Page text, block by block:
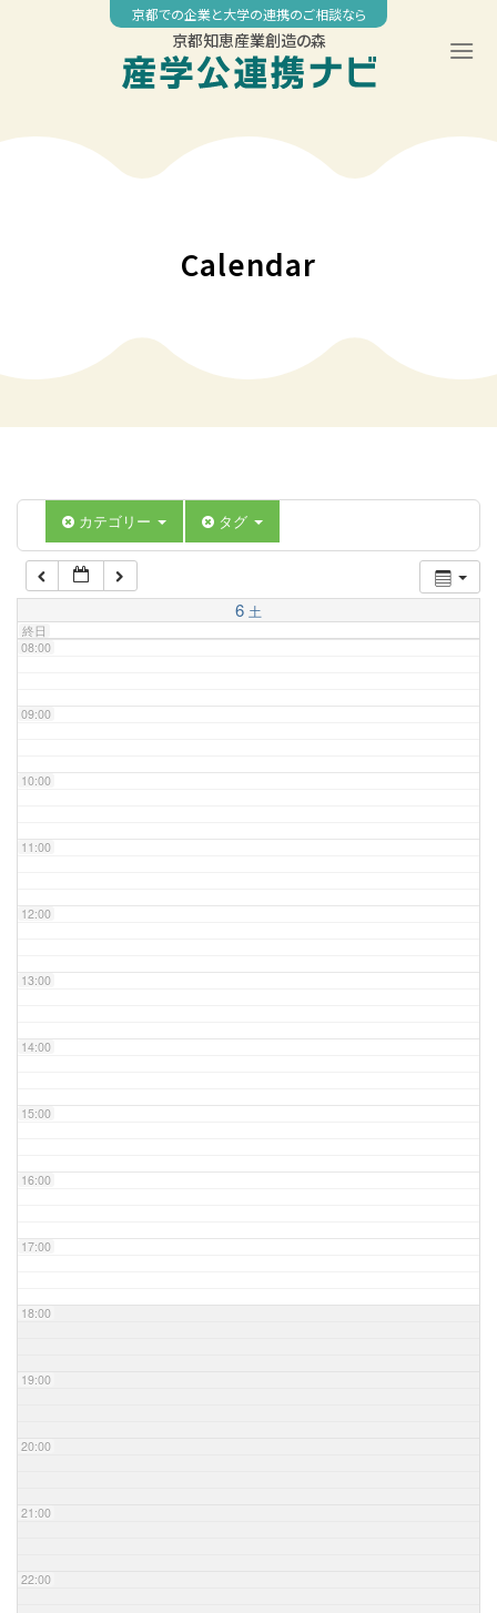
京都での企業と大学の連携のご相談なら
京都知恵産業創造の森
Calendar
カテゴリー タグ
6 土
終日
04:00
07:00
08:00
09:00
10:00
11:00
12:00
13:00
14:00
15:00
16:00
17:00
18:00
19:00
20:00
21:00
22:00